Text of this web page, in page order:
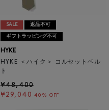
SALE 返品不可
ギフトラッピング不可
HYKE
HYKE ＜ハイク＞ コルセットベル
ト
¥48,400
¥29,040 40% OFF